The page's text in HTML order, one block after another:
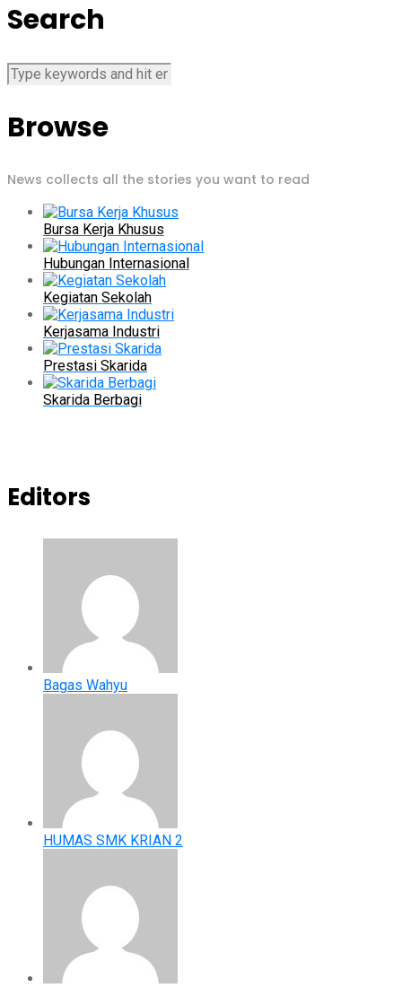
Search
Browse
News collects all the stories you want to read
Bursa Kerja Khusus
Hubungan Internasional
Kegiatan Sekolah
Kerjasama Industri
Prestasi Skarida
Skarida Berbagi
Editors
Bagas Wahyu
HUMAS SMK KRIAN 2